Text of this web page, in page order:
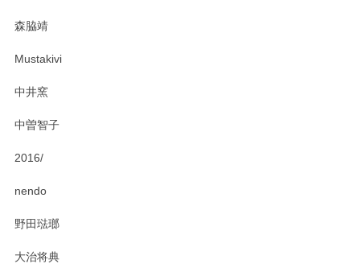
森脇靖
Mustakivi
中井窯
中曽智子
2016/
nendo
野田琺瑯
大治将典